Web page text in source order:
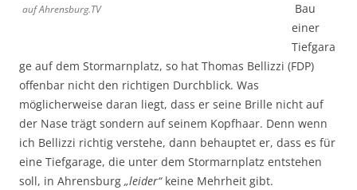
auf Ahrensburg.TV
Bau
einer
Tiefgara
ge auf dem Stormarnplatz, so hat Thomas Bellizzi (FDP)
offenbar nicht den richtigen Durchblick. Was
möglicherweise daran liegt, dass er seine Brille nicht auf
der Nase trägt sondern auf seinem Kopfhaar. Denn wenn
ich Bellizzi richtig verstehe, dann behauptet er, dass es für
eine Tiefgarage, die unter dem Stormarnplatz entstehen
soll, in Ahrensburg „leider“keine Mehrheit gibt.